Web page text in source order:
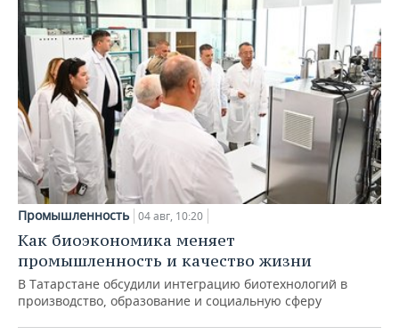
Промышленность 04 авг, 10:20
Как биоэкономика меняет
промышленность и качество жизни
В Татарстане обсудили интеграцию биотехнологий в
производство, образование и социальную сферу